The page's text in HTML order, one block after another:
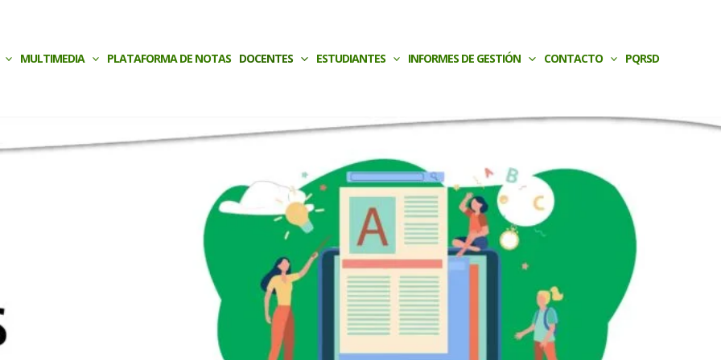
MULTIMEDIA PLATAFORMA DE NOTAS DOCENTES ESTUDIANTES INFORMES DE GESTIÓN CONTACTO PQRSD